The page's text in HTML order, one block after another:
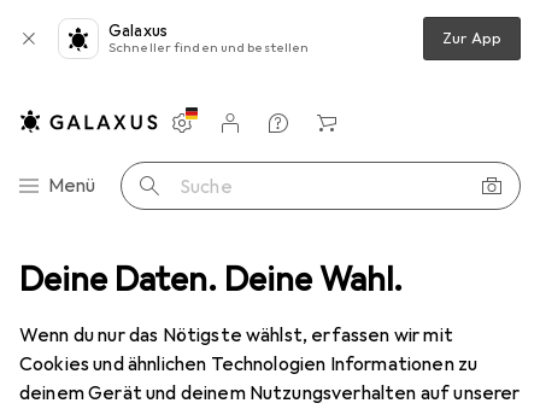
Deine Daten. Deine Wahl.
Wenn du nur das Nötigste wählst, erfassen wir mit
Cookies und ähnlichen Technologien Informationen zu
deinem Gerät und deinem Nutzungsverhalten auf unserer
Galaxus
Schneller finden und bestellen Zur App
Navigation nach Kategorien
Menü Suche
Einstellungen
Kundenkonto
Vergleichslisten
Merklisten
Warenkorb
Medien Bücher Ratgeber
2 Bilder